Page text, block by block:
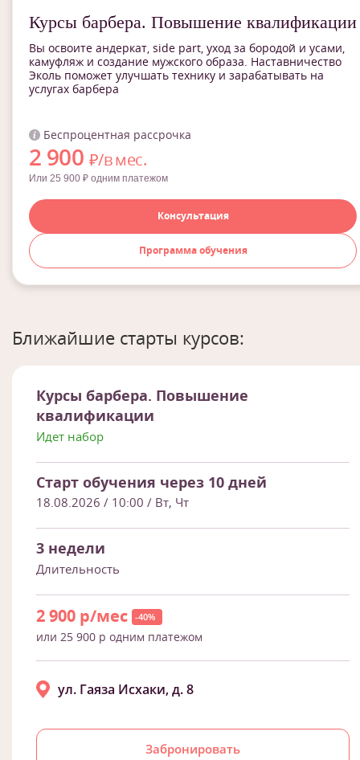
Курсы барбера. Повышение квалификации
Вы освоите андеркат, side part, уход за бородой и усами,
камуфляж и создание мужского образа. Наставничество
Эколь поможет улучшать технику и зарабатывать на
услугах барбера
Беспроцентная рассрочка
2 900 ₽/в мес.
Или 25 900 ₽ одним платежом
Консультация
Программа обучения
Ближайшие старты курсов:
Курсы барбера. Повышение
квалификации
Идет набор
Старт обучения через 10 дней
18.08.2026 / 10:00 / Вт, Чт
3 недели
Длительность
2 900 р/мес -40%
или 25 900 р одним платежом
Забронировать
ул. Гаяза Исхаки, д. 8